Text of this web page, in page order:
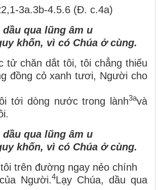
3a.3b-4.5.6 (Đ. c.4a)
dầu qua lũng âm u
khốn, vì có Chúa ở cùng.
tử chăn dắt tôi, tôi chẳng thiếu
đồng cỏ xanh tươi, Người cho
tới dòng nước trong lành3avà
dầu qua lũng âm u
khốn, vì có Chúa ở cùng.
trên đường ngay nẻo chính
Người.4Lạy Chúa, dầu qua